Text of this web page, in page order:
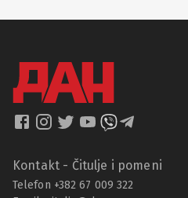
Kontakt - Čitulje i pomeni
Telefon +382 67 009 322